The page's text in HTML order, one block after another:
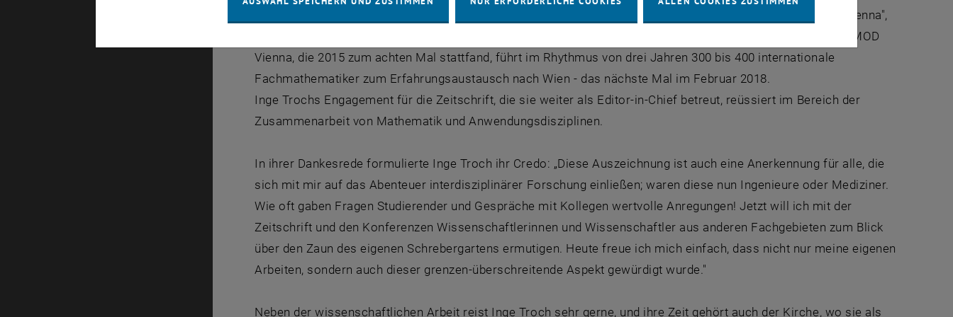
Hervorzuheben sind die von ihr ins Leben gerufene Konferenzreihe "Mathematical Modelling - MATHMOD Vienna",
und das von ihr gegründete Journal "Mathematical and Computer Modelling of Dynamical Systems". MATHMOD
Vienna, die 2015 zum achten Mal stattfand, führt im Rhythmus von drei Jahren 300 bis 400 internationale
Fachmathematiker zum Erfahrungsaustausch nach Wien - das nächste Mal im Februar 2018.
Inge Trochs Engagement für die Zeitschrift, die sie weiter als Editor-in-Chief betreut, reüssiert im Bereich der
Zusammenarbeit von Mathematik und Anwendungsdisziplinen.
In ihrer Dankesrede formulierte Inge Troch ihr Credo: „Diese Auszeichnung ist auch eine Anerkennung für alle, die
sich mit mir auf das Abenteuer interdisziplinärer Forschung einließen; waren diese nun Ingenieure oder Mediziner.
Wie oft gaben Fragen Studierender und Gespräche mit Kollegen wertvolle Anregungen! Jetzt will ich mit der
Zeitschrift und den Konferenzen Wissenschaftlerinnen und Wissenschaftler aus anderen Fachgebieten zum Blick
über den Zaun des eigenen Schrebergartens ermutigen. Heute freue ich mich einfach, dass nicht nur meine eigenen
Arbeiten, sondern auch dieser grenzen-überschreitende Aspekt gewürdigt wurde."
Neben der wissenschaftlichen Arbeit reist Inge Troch sehr gerne, und ihre Zeit gehört auch der Kirche, wo sie als